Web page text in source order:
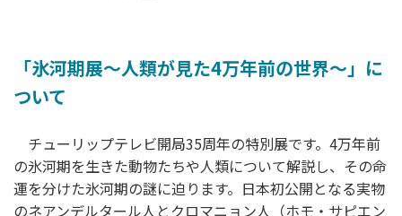
「氷河期展〜人類が見た4万年前の世界〜」に
ついて
チューリップテレビ開局35周年の特別展です。4万年前
の氷河期を生きた動物たちや人類について解説し、その命
運を分けた氷河期の謎に迫ります。日本初公開となる実物
のネアンデルタール人とクロマニョン人（ホモ・サピエン